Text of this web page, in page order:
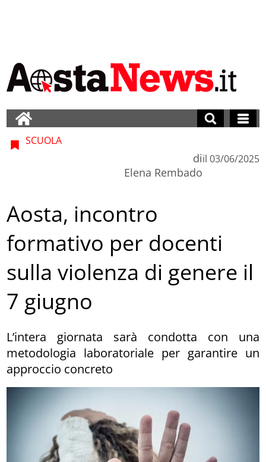
SCUOLA
di
Elena Rembado
il 03/06/2025
Aosta, incontro
formativo per docenti
sulla violenza di genere il
7 giugno
L’intera giornata sarà condotta con una
metodologia laboratoriale per garantire un
approccio concreto